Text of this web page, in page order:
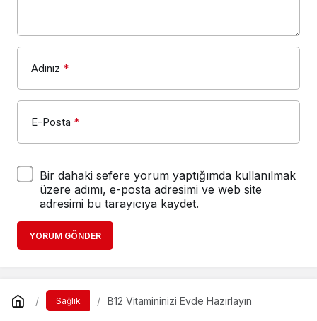
Adınız *
E-Posta *
Bir dahaki sefere yorum yaptığımda kullanılmak
üzere adımı, e-posta adresimi ve web site
adresimi bu tarayıcıya kaydet.
YORUM GÖNDER
Sağlık B12 Vitamininizi Evde Hazırlayın